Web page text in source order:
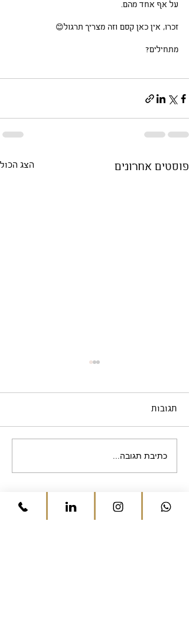
על אף אחד מהם.
זכרו, אין כאן קסם וזה מצריך תרגול😊
מתחילים?
פוסטים אחרונים הצג הכול
שירות הוא לא תוספת
תגובות
כתיבת תגובה...